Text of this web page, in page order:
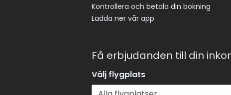
Kontrollera och betala din bokning
Ladda ner vår app
Få erbjudanden till din
Välj flygplats